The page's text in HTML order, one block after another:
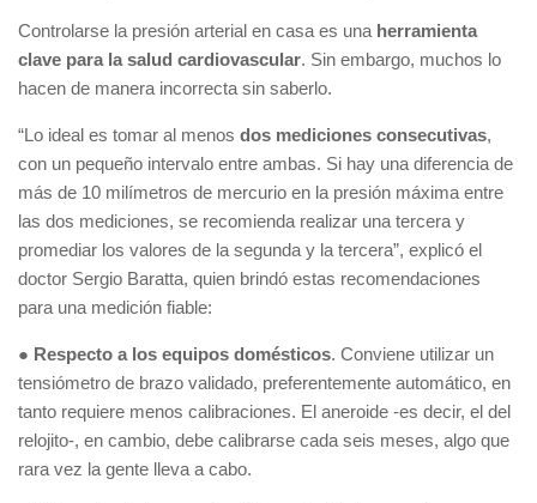
Controlarse la presión arterial en casa es una herramienta
clave para la salud cardiovascular. Sin embargo, muchos lo
hacen de manera incorrecta sin saberlo.
“Lo ideal es tomar al menos dos mediciones consecutivas,
con un pequeño intervalo entre ambas. Si hay una diferencia de
más de 10 milímetros de mercurio en la presión máxima entre
las dos mediciones, se recomienda realizar una tercera y
promediar los valores de la segunda y la tercera”, explicó el
doctor Sergio Baratta, quien brindó estas recomendaciones
para una medición fiable:
● Respecto a los equipos domésticos. Conviene utilizar un
tensiómetro de brazo validado, preferentemente automático, en
tanto requiere menos calibraciones. El aneroide -es decir, el del
relojito-, en cambio, debe calibrarse cada seis meses, algo que
rara vez la gente lleva a cabo.